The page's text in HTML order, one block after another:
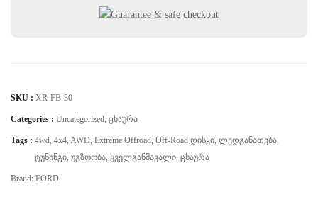
SKU : XR-FB-30
Categories : Uncategorized Ცხაურა
Tags : 4wd 4x4 AWD Extreme Offroad Off-Road Დისკი Ლედგანათება
Ტუნინგი Უგზოობა Ყველგანმავალი Ცხაურა
Brand: FORD